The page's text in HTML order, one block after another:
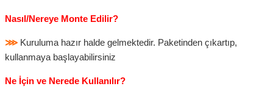
Nasıl/Nereye Monte Edilir?
⋙ Kuruluma hazır halde gelmektedir. Paketinden çıkartıp,
kullanmaya başlayabilirsiniz
Ne İçin ve Nerede Kullanılır?